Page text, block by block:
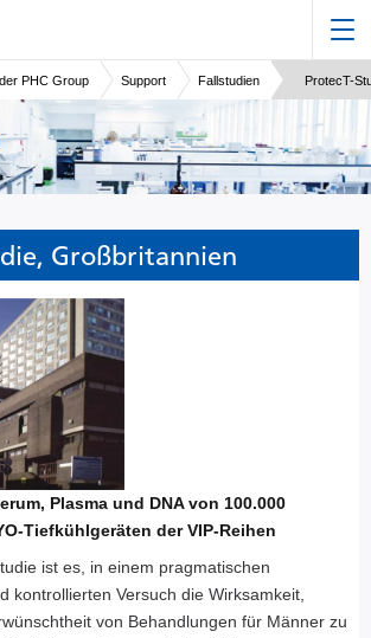
PHC Group Support Fallstudien ProtecT-
Großbritannien
Plasma und DNA von 100.000
Tiefkühlgeräten der VIP-Reihen
ist es, in einem pragmatischen
kontrollierten Versuch die Wirksamkeit,
von Behandlungen für Männer zu